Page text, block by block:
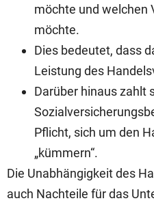
möchte und welchen
möchte.
Dies bedeutet, dass
Leistung des
Darüber hinaus zahlt
Pflicht, sich um den
„kümmern“.
Die Unabhängigkeit des
auch Nachteile für das